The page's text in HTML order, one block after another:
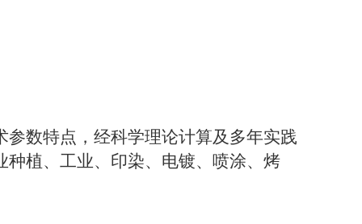
数特点，经科学理论计算及多年实践
植、工业、印染、电镀、喷涂、烤